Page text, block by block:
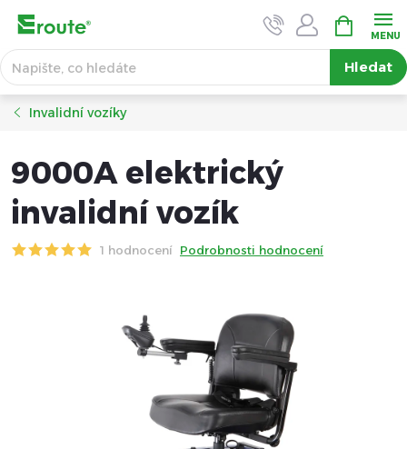
obsah
Hledat
NÁKUPNÍ
KOŠÍK
Invalidní vozíky
9000A elektrický
invalidní vozík
1 hodnocení Podrobnosti hodnocení